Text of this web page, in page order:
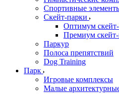
Спортивные
Скейт-парки
Оптимум
Премиум
Паркур
Полоса препятствий
Dog Training
Парк
Игровые комплексы
Малые